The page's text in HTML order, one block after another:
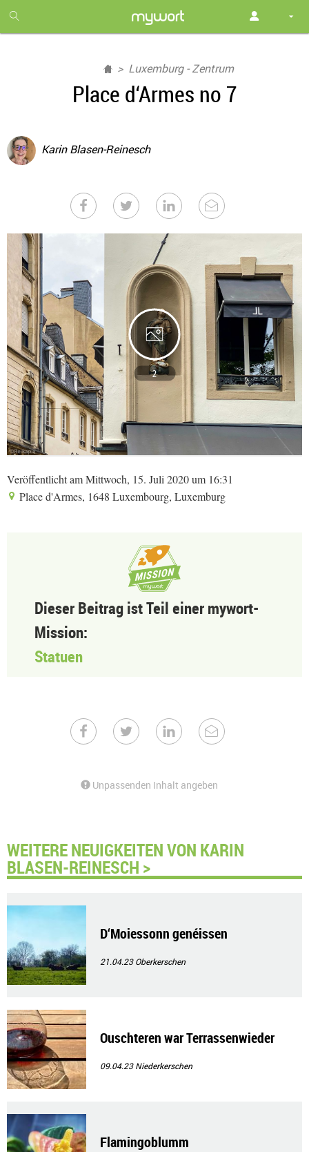
month
free
Luxemburg - Zentrum
Place d‘Armes no 7
Karin Blasen-Reinesch
2
Veröffentlicht am Mittwoch, 15. Juli 2020 um 16:31
Place d'Armes, 1648 Luxembourg, Luxemburg
Dieser Beitrag ist Teil einer mywort-
Mission:
Statuen
Unpassenden Inhalt angeben
WEITERE NEUIGKEITEN VON KARIN
BLASEN-REINESCH >
D‘Moiessonn genéissen
21.04.23Oberkerschen
Ouschteren war Terrassenwieder
09.04.23Niederkerschen
Flamingoblumm